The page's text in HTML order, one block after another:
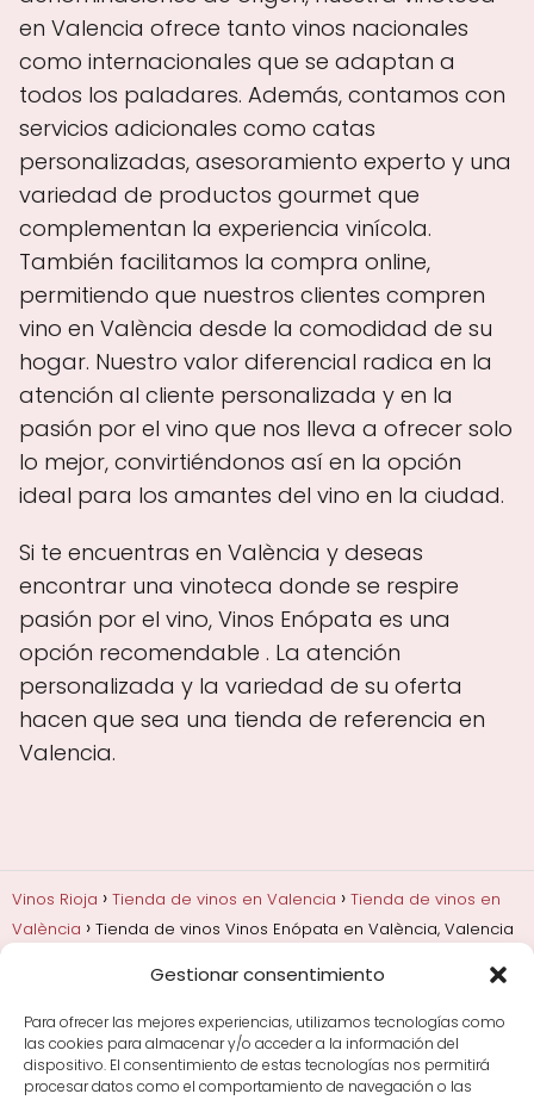
Gestionar consentimiento
Para ofrecer las mejores experiencias, utilizamos tecnologías como
las cookies para almacenar y/o acceder a la información del
dispositivo. El consentimiento de estas tecnologías nos permitirá
procesar datos como el comportamiento de navegación o las
en Valencia ofrece tanto vinos nacionales
como internacionales que se adaptan a
todos los paladares. Además, contamos con
servicios adicionales como catas
personalizadas, asesoramiento experto y una
variedad de productos gourmet que
complementan la experiencia vinícola.
También facilitamos la compra online,
permitiendo que nuestros clientes compren
vino en València desde la comodidad de su
hogar. Nuestro valor diferencial radica en la
atención al cliente personalizada y en la
pasión por el vino que nos lleva a ofrecer solo
lo mejor, convirtiéndonos así en la opción
ideal para los amantes del vino en la ciudad.
Si te encuentras en València y deseas
encontrar una vinoteca donde se respire
pasión por el vino, Vinos Enópata es una
opción recomendable . La atención
personalizada y la variedad de su oferta
hacen que sea una tienda de referencia en
Valencia.
Vinos Rioja Tienda de vinos en Valencia
Tienda de vinos en
València
Tienda de vinos Vinos Enópata en València, Valencia
Añadas, crianza y guarda
Bodegas y marcas de
Comprar vino
Rioja y guías de regalo
Cultura del vino y
curiosidades
Enoturismo en Rioja